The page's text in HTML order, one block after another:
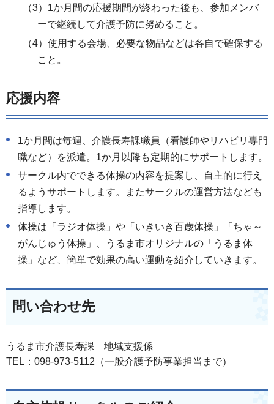
（3）1か月間の応援期間が終わった後も、参加メンバ
ーで継続して介護予防に努めること。
（4）使用する会場、必要な物品などは各自で確保する
こと。
応援内容
1か月間は毎週、介護長寿課職員（看護師やリハビリ専門
職など）を派遣。1か月以降も定期的にサポートします。
サークル内でできる体操の内容を提案し、自主的に行え
るようサポートします。またサークルの運営方法なども
指導します。
体操は「ラジオ体操」や「いきいき百歳体操」「ちゃ～
がんじゅう体操」、うるま市オリジナルの「うるま体
操」など、簡単で効果の高い運動を紹介していきます。
問い合わせ先
うるま市介護長寿課 地域支援係
TEL：098-973-5112（一般介護予防事業担当まで）